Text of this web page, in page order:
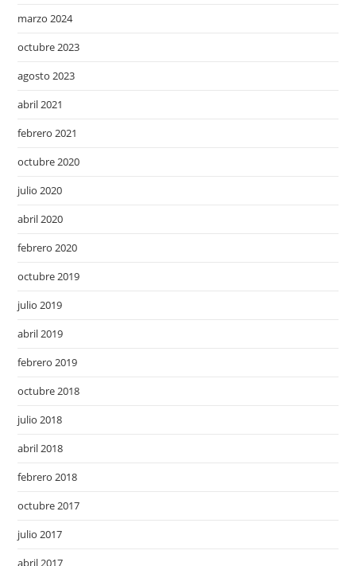
marzo 2024
octubre 2023
agosto 2023
abril 2021
febrero 2021
octubre 2020
julio 2020
abril 2020
febrero 2020
octubre 2019
julio 2019
abril 2019
febrero 2019
octubre 2018
julio 2018
abril 2018
febrero 2018
octubre 2017
julio 2017
abril 2017